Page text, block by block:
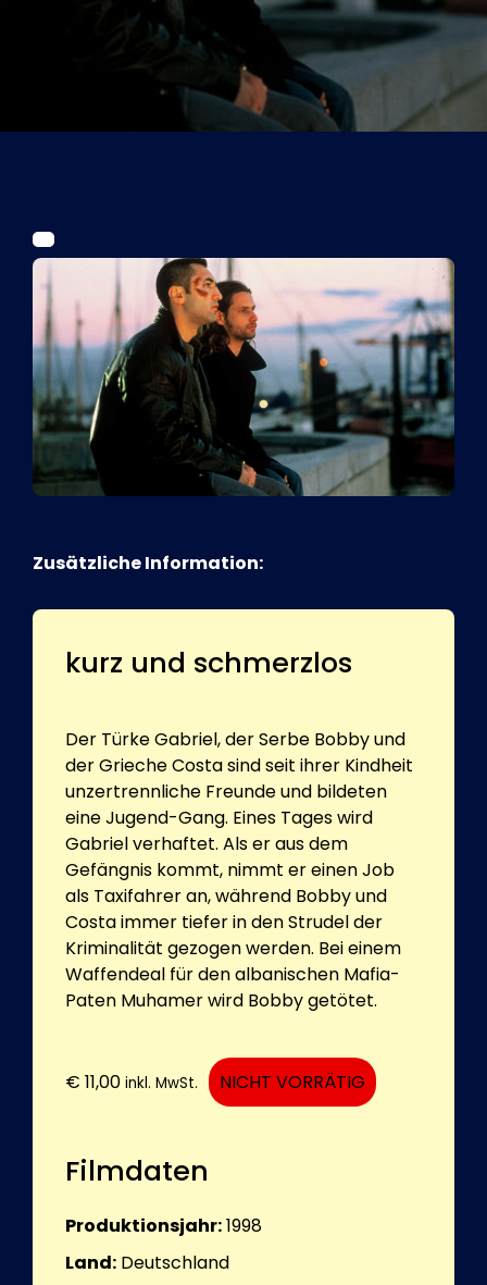
Kurier Romy 2026
Zusätzliche Information:
kurz und schmerzlos
Der Türke Gabriel, der Serbe Bobby und
der Grieche Costa sind seit ihrer Kindheit
unzertrennliche Freunde und bildeten
eine Jugend-Gang. Eines Tages wird
Gabriel verhaftet. Als er aus dem
Gefängnis kommt, nimmt er einen Job
als Taxifahrer an, während Bobby und
Costa immer tiefer in den Strudel der
Kriminalität gezogen werden. Bei einem
Waffendeal für den albanischen Mafia-
Paten Muhamer wird Bobby getötet.
€ 11,00 inkl. MwSt. NICHT VORRÄTIG
Filmdaten
Produktionsjahr:1998
Land: Deutschland